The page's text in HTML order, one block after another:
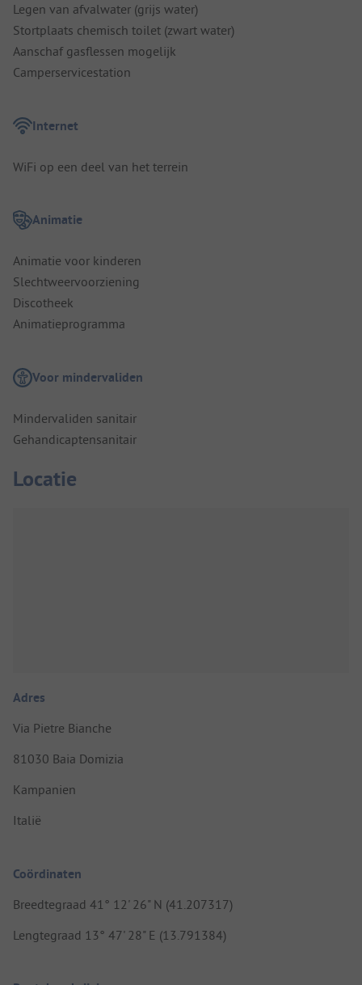
Legen van afvalwater (grijs water)
Stortplaats chemisch toilet (zwart water)
Aanschaf gasflessen mogelijk
Camperservicestation
Internet
WiFi op een deel van het terrein
Animatie
Animatie voor kinderen
Slechtweervoorziening
Discotheek
Animatieprogramma
Voor mindervaliden
Mindervaliden sanitair
Gehandicaptensanitair
Locatie
Adres
Via Pietre Bianche
81030 Baia Domizia
Kampanien
Italië
Coördinaten
Breedtegraad 41° 12' 26" N (41.207317)
Lengtegraad 13° 47' 28" E (13.791384)